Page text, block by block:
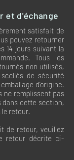
et d'échange
satisfait de
pouvez retourner
14 jours suivant la
Tous les
non utilisés,
de sécurité
d'origine.
ne remplissent pas
dans cette section,
le retour.
de retour, veuillez
retour décrite ci-